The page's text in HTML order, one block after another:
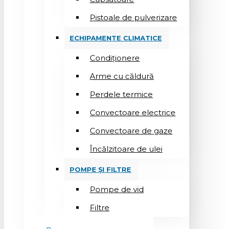
Pistoale de pulverizare
ECHIPAMENTE CLIMATICE
Condiționere
Arme cu căldură
Perdele termice
Convectoare electrice
Convectoare de gaze
Încălzitoare de ulei
POMPE ȘI FILTRE
Pompe de vid
Filtre